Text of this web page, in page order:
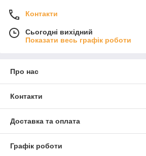
Контакти
Сьогодні вихідний
Показати весь графік роботи
Про нас
Контакти
Доставка та оплата
Графік роботи